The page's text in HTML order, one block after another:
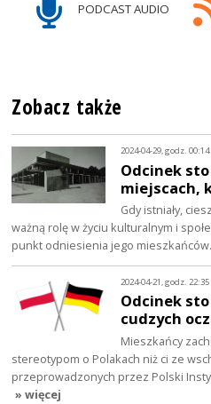
PODCAST AUDIO
Zobacz także
2024-04-29, godz. 00:14
Odcinek
miejscach,
Gdy istniały,
ważną rolę w życiu kulturalnym i
punkt odniesienia jego
2024-04-21, godz. 22:35
Odcinek
cudzych
Mieszkańcy
stereotypom o Polakach niż ci ze
przeprowadzonych przez Polski
» więcej